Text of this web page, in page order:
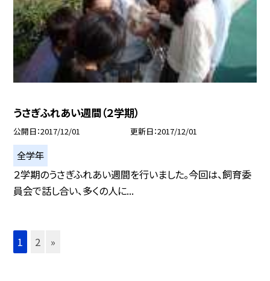
うさぎふれあい週間（２学期）
公開日 2017/12/01 更新日 2017/12/01
全学年
２学期のうさぎふれあい週間を行いました。今回は、飼育委
員会で話し合い、多くの人に...
1 2 »